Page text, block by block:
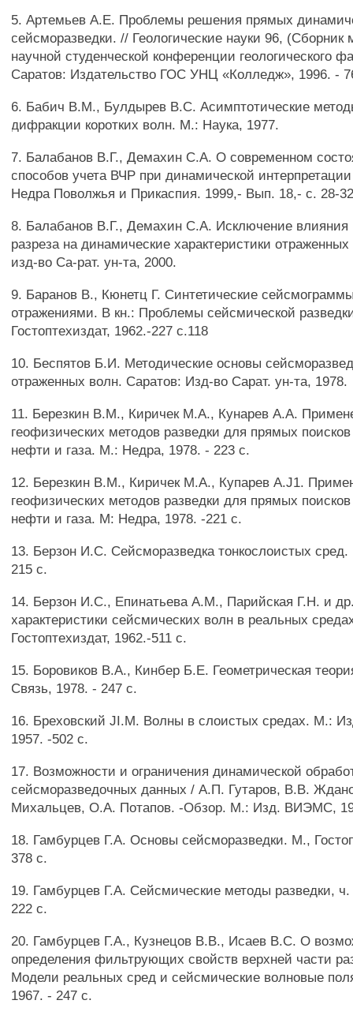
5. Артемьев А.Е. Проблемы решения прямых
сейсморазведки. // Геологические науки 96, (Сборник
научной студенческой конференции геологического
Саратов: Издательство ГОС УНЦ «Колледж», 1996. -
6. Бабич В.М., Булдырев B.C. Асимптотические
дифракции коротких волн. М.: Наука, 1977.
7. Балабанов В.Г., Демахин С.А. О современном
способов учета ВЧР при динамической
Недра Поволжья и Прикаспия. 1999,- Вып. 18,- с. 28-
8. Балабанов В.Г., Демахин С.А. Исключение влияния
разреза на динамические характеристики
изд-во Са-рат. ун-та, 2000.
9. Баранов В., Кюнетц Г. Синтетические
отражениями. В кн.: Проблемы сейсмической
Гостоптехиздат, 1962.-227 с.118
10. Беспятов Б.И. Методические основы
отраженных волн. Саратов: Изд-во Сарат. ун-та, 1978.
11. Березкин В.М., Киричек М.А., Кунарев A.A.
геофизических методов разведки для прямых
нефти и газа. М.: Недра, 1978. - 223 с.
12. Березкин В.М., Киричек М.А., Купарев A.J1.
геофизических методов разведки для прямых
нефти и газа. М: Недра, 1978. -221 с.
13. Берзон И.С. Сейсморазведка тонкослоистых
215 с.
14. Берзон И.С., Епинатьева A.M., Парийская Г.Н. и
характеристики сейсмических волн в реальных
Гостоптехиздат, 1962.-511 с.
15. Боровиков В.А., Кинбер Б.Е. Геометрическая
Связь, 1978. - 247 с.
16. Бреховский JI.M. Волны в слоистых средах. М.:
1957. -502 с.
17. Возможности и ограничения динамической
сейсморазведочных данных / А.П. Гутаров, В.В.
Михальцев, O.A. Потапов. -Обзор. М.: Изд. ВИЭМС,
18. Гамбурцев Г.А. Основы сейсморазведки. М.,
378 с.
19. Гамбурцев Г.А. Сейсмические методы разведки,
222 с.
20. Гамбурцев Г.А., Кузнецов В.В., Исаев B.C. О
определения фильтрующих свойств верхней части
Модели реальных сред и сейсмические волновые
1967. - 247 с.